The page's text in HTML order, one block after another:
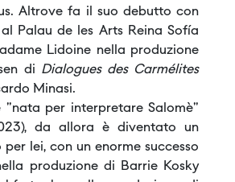
Altrove fa il suo debutto con
Palau de les Arts Reina Sofía
Lidoine nella produzione
di Dialogues des Carmélites
Minasi.
"nata per interpretare Salomè"
da allora è diventato un
lei, con un enorme successo
produzione di Barrie Kosky